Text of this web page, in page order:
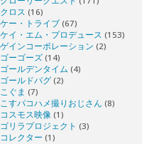
クロス (16)
ケー・トライブ (67)
ケイ・エム・プロデュース (153)
ゲインコーポレーション (2)
ゴーゴーズ (14)
ゴールデンタイム (4)
ゴールドバグ (2)
こぐま (7)
こすパコハメ撮りおじさん (8)
コスモス映像 (1)
ゴリラプロジェクト (3)
コレクター (1)